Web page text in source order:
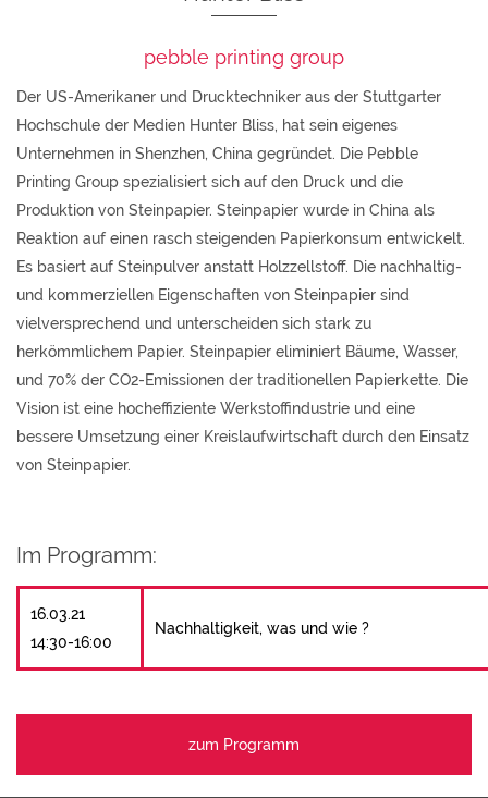
pebble printing group
Der US-Amerikaner und Drucktechniker aus der Stuttgarter
Hochschule der Medien Hunter Bliss, hat sein eigenes
Unternehmen in Shenzhen, China gegründet. Die Pebble
Printing Group spezialisiert sich auf den Druck und die
Produktion von Steinpapier. Steinpapier wurde in China als
Reaktion auf einen rasch steigenden Papierkonsum entwickelt.
Es basiert auf Steinpulver anstatt Holzzellstoff. Die nachhaltig-
und kommerziellen Eigenschaften von Steinpapier sind
vielversprechend und unterscheiden sich stark zu
herkömmlichem Papier. Steinpapier eliminiert Bäume, Wasser,
und 70% der CO2-Emissionen der traditionellen Papierkette. Die
Vision ist eine hocheffiziente Werkstoffindustrie und eine
bessere Umsetzung einer Kreislaufwirtschaft durch den Einsatz
von Steinpapier.
Im Programm:
16.03.21
14:30-16:00
Nachhaltigkeit, was und wie ?
zum Programm